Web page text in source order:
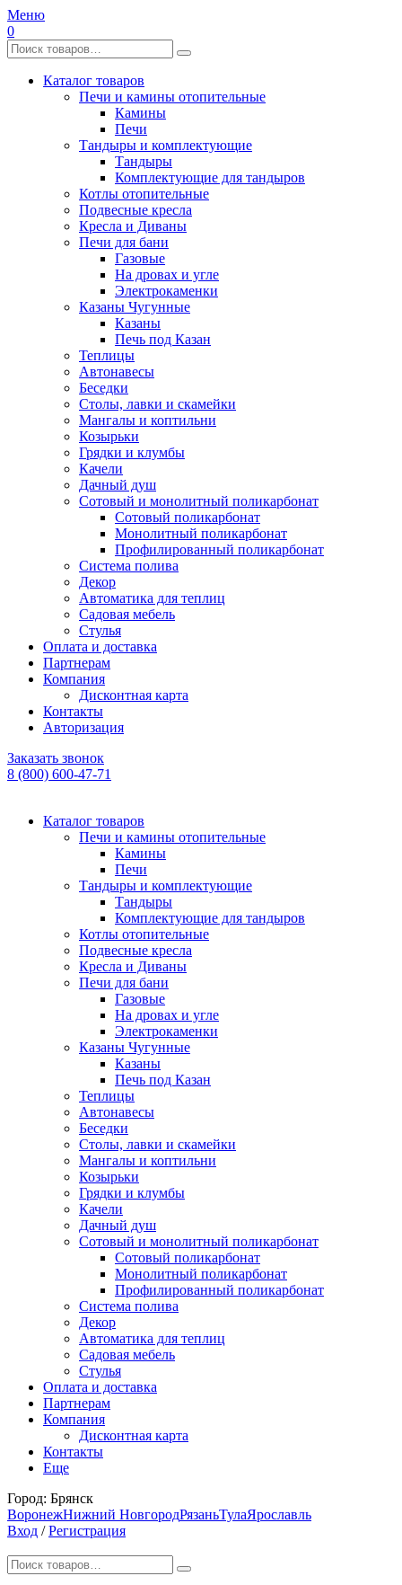
Меню
0
Каталог товаров
Печи и камины отопительные
Камины
Печи
Тандыры и комплектующие
Тандыры
Комплектующие для тандыров
Котлы отопительные
Подвесные кресла
Кресла и Диваны
Печи для бани
Газовые
На дровах и угле
Электрокаменки
Казаны Чугунные
Казаны
Печь под Казан
Теплицы
Автонавесы
Беседки
Столы, лавки и скамейки
Мангалы и коптильни
Козырьки
Грядки и клумбы
Качели
Дачный душ
Сотовый и монолитный поликарбонат
Сотовый поликарбонат
Монолитный поликарбонат
Профилированный поликарбонат
Система полива
Декор
Автоматика для теплиц
Садовая мебель
Стулья
Оплата и доставка
Партнерам
Компания
Дисконтная карта
Контакты
Авторизация
Заказать звонок
8 (800) 600-47-71
Каталог товаров
Печи и камины отопительные
Камины
Печи
Тандыры и комплектующие
Тандыры
Комплектующие для тандыров
Котлы отопительные
Подвесные кресла
Кресла и Диваны
Печи для бани
Газовые
На дровах и угле
Электрокаменки
Казаны Чугунные
Казаны
Печь под Казан
Теплицы
Автонавесы
Беседки
Столы, лавки и скамейки
Мангалы и коптильни
Козырьки
Грядки и клумбы
Качели
Дачный душ
Сотовый и монолитный поликарбонат
Сотовый поликарбонат
Монолитный поликарбонат
Профилированный поликарбонат
Система полива
Декор
Автоматика для теплиц
Садовая мебель
Стулья
Оплата и доставка
Партнерам
Компания
Дисконтная карта
Контакты
Еще
Город: Брянск
ВоронежНижний НовгородРязаньТулаЯрославль
Вход / Регистрация